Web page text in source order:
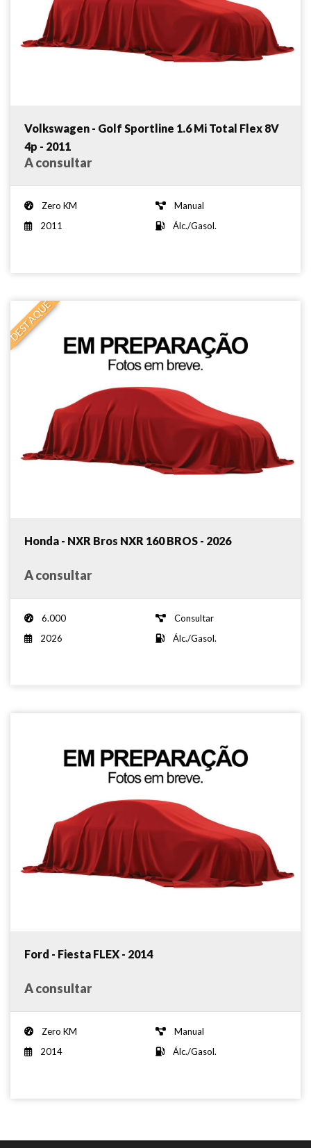
Volkswagen - Golf Sportline 1.6 Mi Total Flex 8V
4p - 2011
A consultar
Zero KM
Manual
2011
Álc./Gasol.
DESTAQUE
Honda - NXR Bros NXR 160 BROS - 2026
A consultar
6.000
Consultar
2026
Álc./Gasol.
Ford - Fiesta FLEX - 2014
A consultar
Zero KM
Manual
2014
Álc./Gasol.